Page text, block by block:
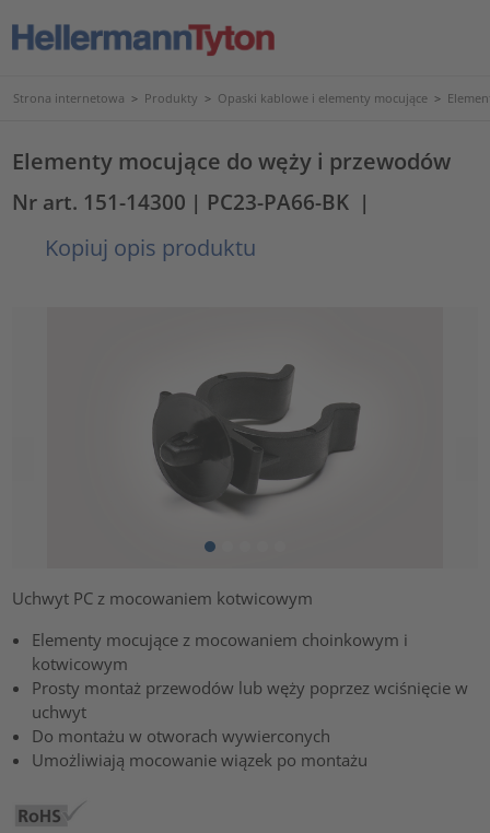
Strona internetowa > Produkty > Opaski kablowe i elementy mocujące >
Elementy mocujące do węży i przewodów
Nr art. 151-14300 | PC23-PA66-BK |
Kopiuj opis produktu
Uchwyt PC z mocowaniem kotwicowym
Elementy mocujące z mocowaniem choinkowym i
kotwicowym
Prosty montaż przewodów lub węży poprzez wciśnięcie w
uchwyt
Do montażu w otworach wywierconych
Umożliwiają mocowanie wiązek po montażu